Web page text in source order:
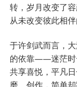
转，岁月改变了
从未改变彼此相伴
于许剑武而言，
的依靠——迷茫时
共享喜悦，平凡
磨、创作，简单却